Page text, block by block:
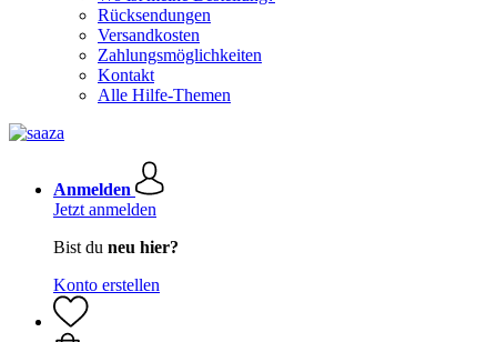
Rücksendungen
Versandkosten
Zahlungsmöglichkeiten
Kontakt
Alle Hilfe-Themen
Anmelden
Jetzt anmelden
Bist du neu hier?
Konto erstellen